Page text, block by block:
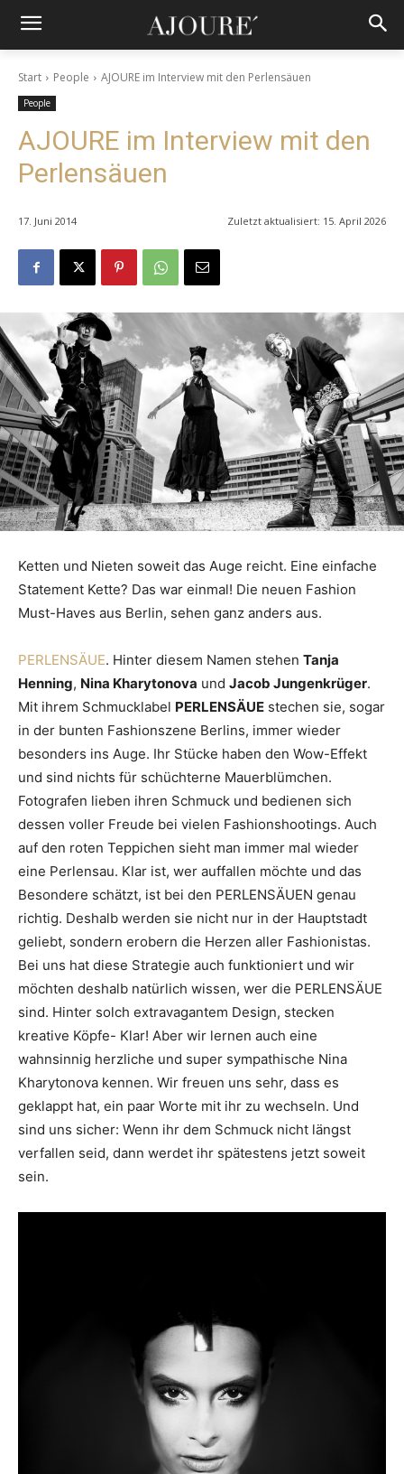
Start People AJOURE im Interview mit den Perlensäuen
People
AJOURE im Interview mit den
Perlensäuen
17. Juni 2014 Zuletzt aktualisiert: 15. April 2026
Ketten und Nieten soweit das Auge reicht. Eine einfache
Statement Kette? Das war einmal! Die neuen Fashion
Must-Haves aus Berlin, sehen ganz anders aus.
PERLENSÄUE. Hinter diesem Namen stehen Tanja
Henning, Nina Kharytonova und Jacob Jungenkrüger.
Mit ihrem Schmucklabel PERLENSÄUE stechen sie, sogar
in der bunten Fashionszene Berlins, immer wieder
besonders ins Auge. Ihr Stücke haben den Wow-Effekt
und sind nichts für schüchterne Mauerblümchen.
Fotografen lieben ihren Schmuck und bedienen sich
dessen voller Freude bei vielen Fashionshootings. Auch
auf den roten Teppichen sieht man immer mal wieder
eine Perlensau. Klar ist, wer auffallen möchte und das
Besondere schätzt, ist bei den PERLENSÄUEN genau
richtig. Deshalb werden sie nicht nur in der Hauptstadt
geliebt, sondern erobern die Herzen aller Fashionistas.
Bei uns hat diese Strategie auch funktioniert und wir
möchten deshalb natürlich wissen, wer die PERLENSÄUE
sind. Hinter solch extravagantem Design, stecken
kreative Köpfe- Klar! Aber wir lernen auch eine
wahnsinnig herzliche und super sympathische Nina
Kharytonova kennen. Wir freuen uns sehr, dass es
geklappt hat, ein paar Worte mit ihr zu wechseln. Und
sind uns sicher: Wenn ihr dem Schmuck nicht längst
verfallen seid, dann werdet ihr spätestens jetzt soweit
sein.